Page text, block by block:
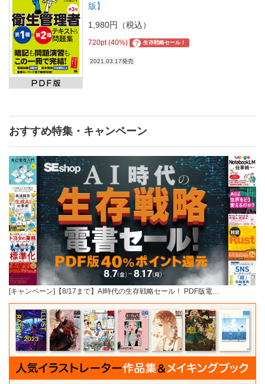
版】
1,980円（税込）
720pt (40%) ? 生存戦略セール！
2021.03.17発売
おすすめ特集・キャンペーン
[キャンペーン]【8/17まで】AI時代の生存戦略セール！ PDF版電…